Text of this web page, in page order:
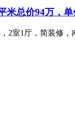
米总价94万，
2室1厅，简装修，